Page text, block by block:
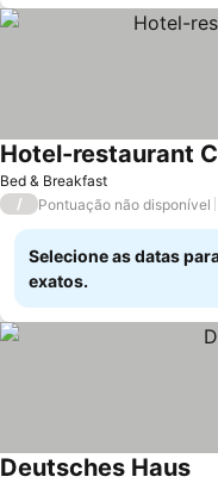
Bed & Breakfast
Hotel-restaurant
/ Pontuação não disponível
Selecione as datas
exatos.
Deutsches Haus